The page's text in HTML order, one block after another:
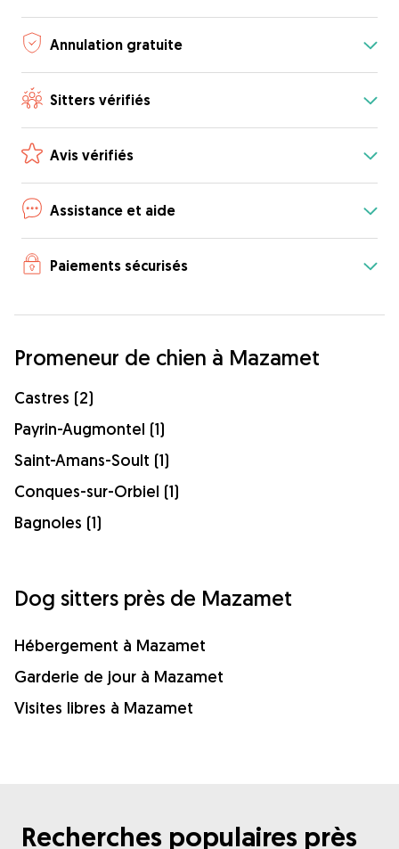
Annulation gratuite
Sitters vérifiés
Avis vérifiés
Assistance et aide
Paiements sécurisés
Promeneur de chien à Mazamet
Castres (2)
Payrin-Augmontel (1)
Saint-Amans-Soult (1)
Conques-sur-Orbiel (1)
Bagnoles (1)
Dog sitters près de Mazamet
Hébergement à Mazamet
Garderie de jour à Mazamet
Visites libres à Mazamet
Recherches populaires près